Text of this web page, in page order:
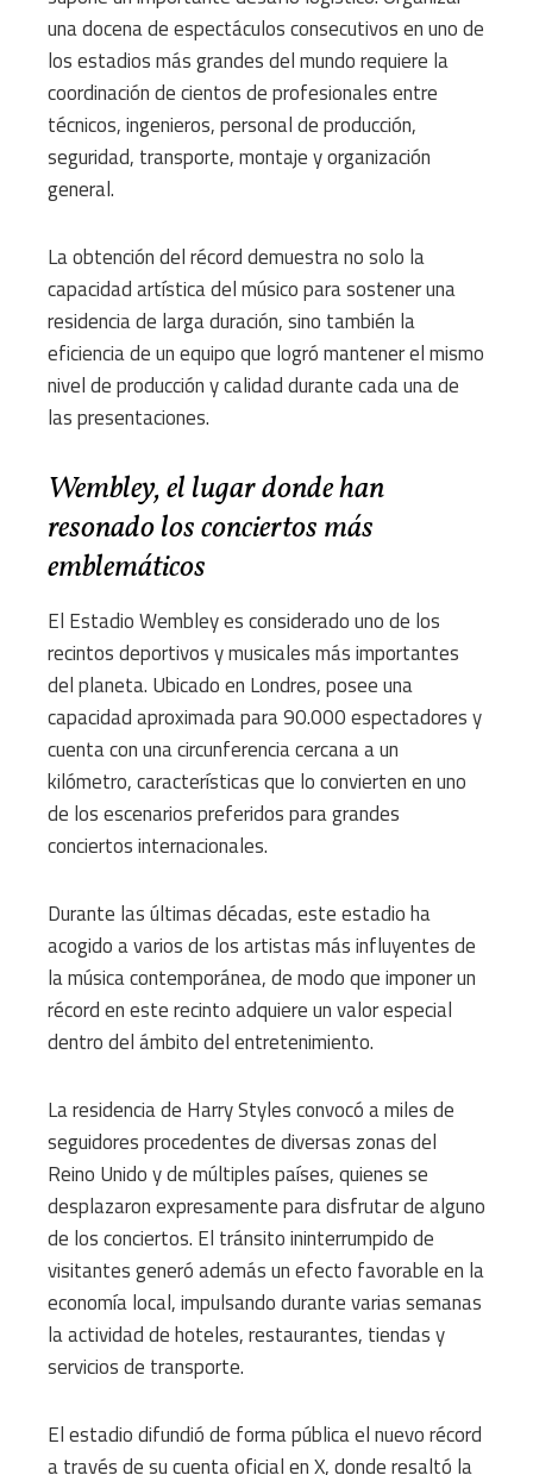
una docena de espectáculos consecutivos en uno de
los estadios más grandes del mundo requiere la
coordinación de cientos de profesionales entre
técnicos, ingenieros, personal de producción,
seguridad, transporte, montaje y organización
general.
La obtención del récord demuestra no solo la
capacidad artística del músico para sostener una
residencia de larga duración, sino también la
eficiencia de un equipo que logró mantener el mismo
nivel de producción y calidad durante cada una de
las presentaciones.
Wembley, el lugar donde han
resonado los conciertos más
emblemáticos
El Estadio Wembley es considerado uno de los
recintos deportivos y musicales más importantes
del planeta. Ubicado en Londres, posee una
capacidad aproximada para 90.000 espectadores y
cuenta con una circunferencia cercana a un
kilómetro, características que lo convierten en uno
de los escenarios preferidos para grandes
conciertos internacionales.
Durante las últimas décadas, este estadio ha
acogido a varios de los artistas más influyentes de
la música contemporánea, de modo que imponer un
récord en este recinto adquiere un valor especial
dentro del ámbito del entretenimiento.
La residencia de Harry Styles convocó a miles de
seguidores procedentes de diversas zonas del
Reino Unido y de múltiples países, quienes se
desplazaron expresamente para disfrutar de alguno
de los conciertos. El tránsito ininterrumpido de
visitantes generó además un efecto favorable en la
economía local, impulsando durante varias semanas
la actividad de hoteles, restaurantes, tiendas y
servicios de transporte.
El estadio difundió de forma pública el nuevo récord
a través de su cuenta oficial en X, donde resaltó la